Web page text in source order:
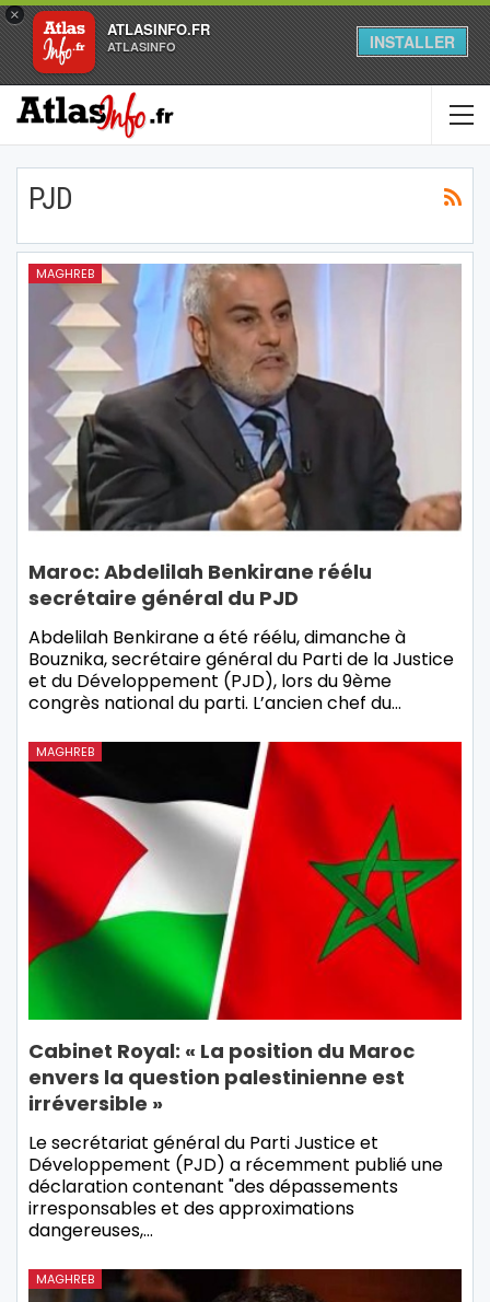
×
ATLASINFO.FR
ATLASINFO INSTALLER
PJD
MAGHREB
Maroc: Abdelilah Benkirane réélu
secrétaire général du PJD
Abdelilah Benkirane a été réélu, dimanche à
Bouznika, secrétaire général du Parti de la Justice
et du Développement (PJD), lors du 9ème
congrès national du parti. L’ancien chef du…
MAGHREB
Cabinet Royal: « La position du Maroc
envers la question palestinienne est
irréversible »
Le secrétariat général du Parti Justice et
Développement (PJD) a récemment publié une
déclaration contenant "des dépassements
irresponsables et des approximations
dangereuses,…
MAGHREB